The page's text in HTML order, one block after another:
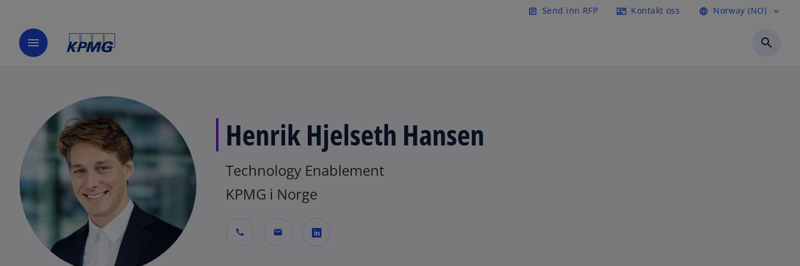
article Send inn RFP contact_mail Kontakt oss language Norway (NO) expand_more
menu search
Henrik Hjelseth Hansen
Technology Enablement
KPMG i Norge
call mail